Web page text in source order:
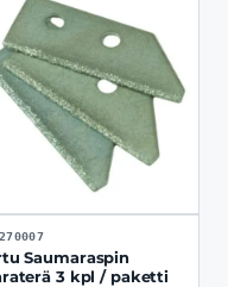
Saumaraspin
3 kpl / paketti